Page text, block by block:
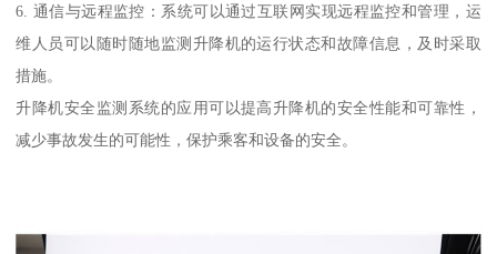
6. 通信与远程监控：系统可以通过互联网实现远程监控和管理，运
维人员可以随时随地监测升降机的运行状态和故障信息，及时采取
措施。
升降机安全监测系统的应用可以提高升降机的安全性能和可靠性，
减少事故发生的可能性，保护乘客和设备的安全。